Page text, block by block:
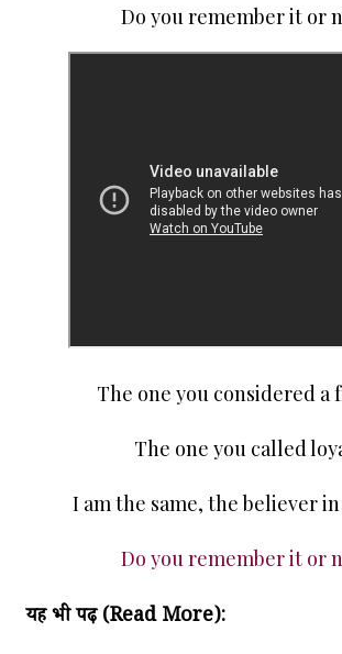
Do you remember it or
The one you considered a
The one you called
I am the same, the believer
Do you remember it or
यह भी पढ़ें (Read More):